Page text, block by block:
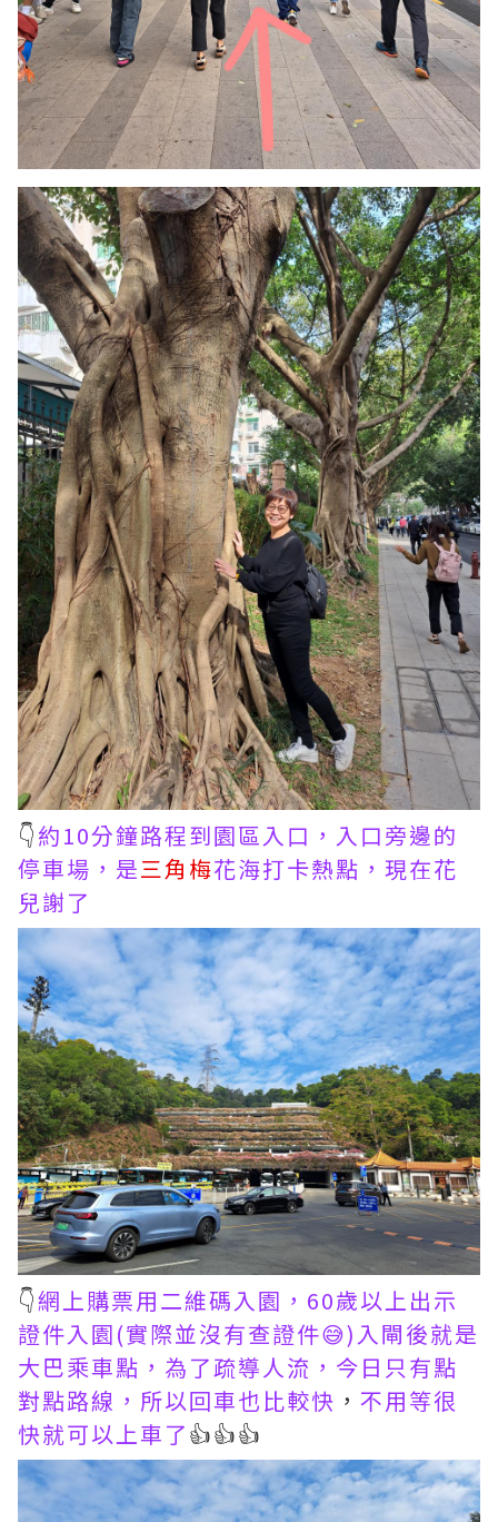
👇約10分鐘路程到園區入口，入口旁邊的
停車場，是三角梅花海打卡熱點，現在花
兒謝了
👇網上購票用二維碼入園，60歲以上出示
證件入園(實際並沒有查證件😅)入閘後就是
大巴乘車點，為了疏導人流，今日只有點
對點路線，所以回車也比較快 ， 不用等很
快就可以上車了👍👍👍